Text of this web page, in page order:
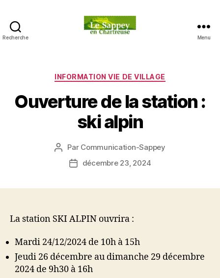
Recherche
en
Chartreuse
Menu
Catégories
INFORMATION VIE DE VILLAGE
Ouverture de la station :
ski alpin
Auteur
l’article
Par Communication-Sappey
Datedécembre 23, 2024
La station SKI ALPIN ouvrira :
Mardi 24/12/2024 de 10h à 15h
Jeudi 26 décembre au dimanche 29 décembre
2024 de 9h30 à 16h